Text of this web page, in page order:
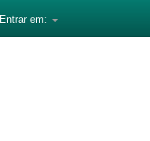
Entrar em: